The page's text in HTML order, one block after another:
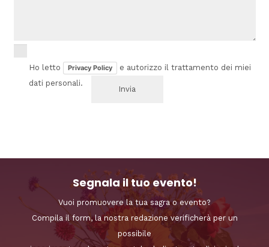
Ho letto Privacy Policy
e autorizzo il trattamento dei miei
dati personali.
Segnala il tuo evento!
Vuoi promuovere la tua sagra o evento?
Compila il form, la nostra redazione verificherà per un
possibile